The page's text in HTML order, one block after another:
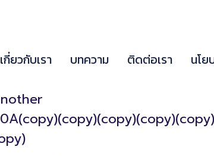
เกี่ยวกับเรา บทความ ติดต่อเรา นโย